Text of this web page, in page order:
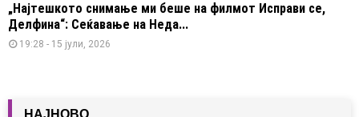
„Најтешкото снимање ми беше на филмот Исправи се,
Делфина“: Сеќавање на Неда...
19:28 - 15 јули, 2026